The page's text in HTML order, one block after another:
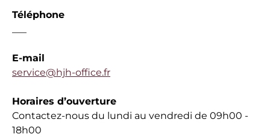
Téléphone
E-mail
service@hjh-office.fr
Horaires d’ouverture
Contactez-nous du lundi au vendredi de 09h00 -
18h00